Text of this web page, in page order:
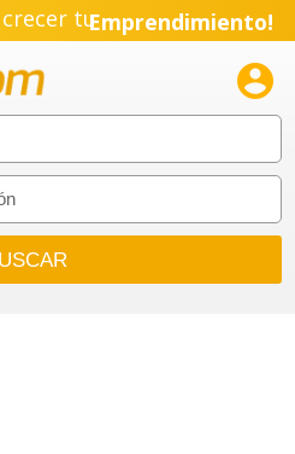
tuEmprendimiento!
